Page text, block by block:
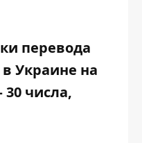
перевода
Украине на
числа,